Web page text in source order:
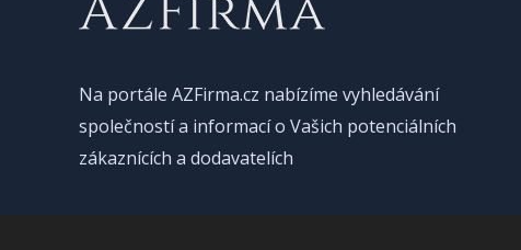
Na portále AZFirma.cz nabízíme vyhledávání
společností a informací o Vašich potenciálních
zákaznících a dodavatelích